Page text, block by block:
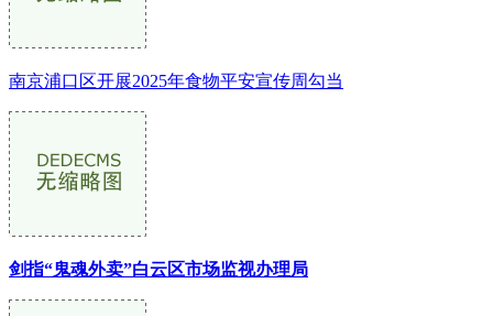
南京浦口区开展2025年食物平安宣传周勾当
剑指“鬼魂外卖”白云区市场监视办理局